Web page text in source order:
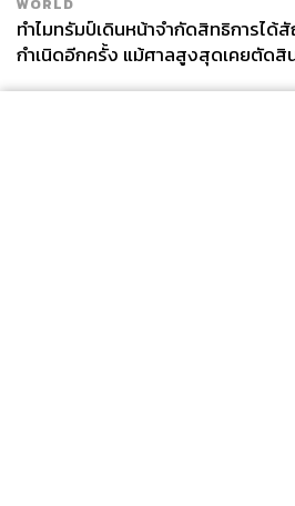
ทำไมทรัมป์เดินหน้าจำกัดสิทธิการได้
กำเนิดอีกครั้ง แม้ศาลสูงสุดเคยตัดสิ